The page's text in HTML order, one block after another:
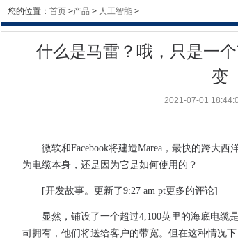
刑事被告需要看到FBI的秘密黑客工具
研究人员破解了Cryptxxx赎金软件的新版本
Ukgovcamp在第10年吸引了记录考勤
谷歌幻灯片使得更容易谈论演示者
推特使新的毫无意义的变化 - 140为164（有时
伦敦西北医疗保健NHS信任患者流量掌握
三星的智能机器人可以回答问题并成为保安
高通公司缺陷将数百万个Android设备有风险
脚储物柜在生产力徒步后推出“最佳拟合”招聘
您的位置： 首页 >产品 > 人工智能 >
什么是马雷？哦，只是一
变
2021-07-01
微软和Facebook将建造Marea，最快的跨大
为电缆本身，还是因为它是如何使用的？
[开发故事。更新了9:27 am pt更多的评论]
显然，铺设了一个超过4,100英里的海底电缆
司拥有，他们将送给客户的带宽。但在这种情况